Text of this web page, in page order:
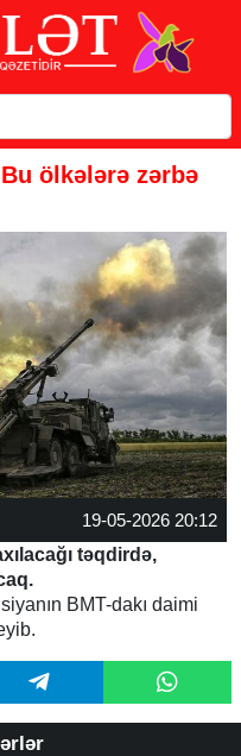
Bu ölkələrə zərbə
19-05-2026 20:12
təqdirdə,
BMT-dakı daimi